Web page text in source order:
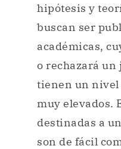
hipótesis y
buscan ser
académicas,
o rechazará
tienen un nivel
muy elevados.
destinadas a
son de fácil